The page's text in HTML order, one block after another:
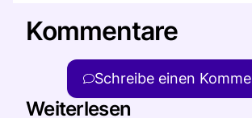
Kommentare
Schreibe einen
Weiterlesen